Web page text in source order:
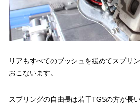
リアもすべてのブッシュを緩めてスプリ
おこないます。
スプリングの自由長は若干TGSの方が長い